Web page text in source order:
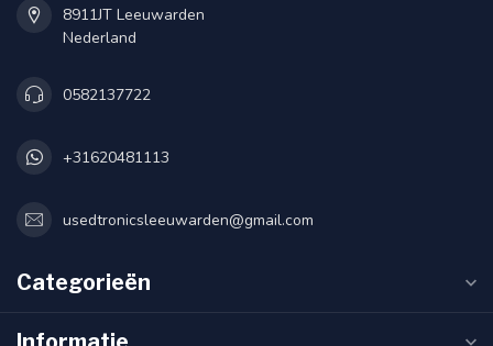
8911JT Leeuwarden
Nederland
0582137722
+31620481113
usedtronicsleeuwarden@gmail.com
Categorieën